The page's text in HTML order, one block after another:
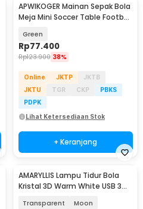
APWIKOGER Mainan Sepak Bola
Meja Mini Soccer Table Football
Green
Rp77.400
Rp123.900 38%
Online JKTP
JKTB
JKTU
TGR CKP
PBKS
PDPK
Lihat Ketersediaan Stok
+ Keranjang
AMARYLLIS Lampu Tidur Bola
Kristal 3D Warm White USB 3W
Transparent Moon